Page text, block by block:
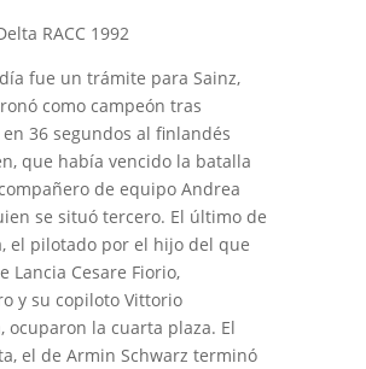
fue un trámite para Sainz,
como campeón tras
36 segundos al finlandés
que había vencido la batalla
de equipo Andrea
se situó tercero. El último de
el pilotado por el hijo del que
Lancia Cesare Fiorio,
y su copiloto Vittorio
ocuparon la cuarta plaza. El
el de Armin Schwarz terminó